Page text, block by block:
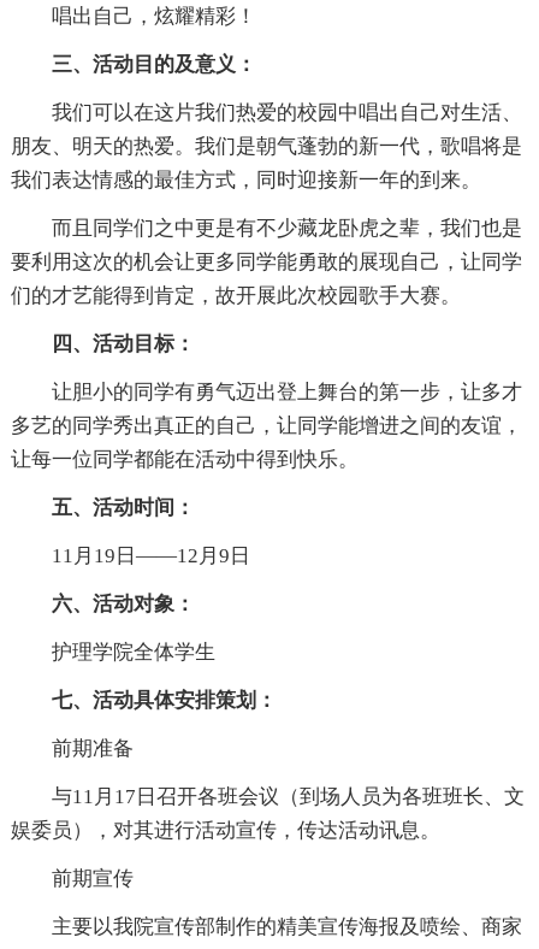
唱出自己，炫耀精彩！
三、活动目的及意义：
我们可以在这片我们热爱的校园中唱出自己对生活、
朋友、明天的热爱。我们是朝气蓬勃的新一代，歌唱将是
我们表达情感的最佳方式，同时迎接新一年的到来。
而且同学们之中更是有不少藏龙卧虎之辈，我们也是
要利用这次的机会让更多同学能勇敢的展现自己，让同学
们的才艺能得到肯定，故开展此次校园歌手大赛。
四、活动目标：
让胆小的同学有勇气迈出登上舞台的第一步，让多才
多艺的同学秀出真正的自己，让同学能增进之间的友谊，
让每一位同学都能在活动中得到快乐。
五、活动时间：
11月19日——12月9日
六、活动对象：
护理学院全体学生
七、活动具体安排策划：
前期准备
与11月17日召开各班会议（到场人员为各班班长、文
娱委员），对其进行活动宣传，传达活动讯息。
前期宣传
主要以我院宣传部制作的精美宣传海报及喷绘、商家